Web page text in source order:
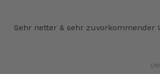
Sehr netter & sehr zuvorkommender